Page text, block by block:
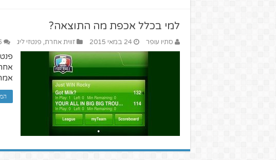
למי בכלל אכפת מה התוצאה?
סתיו עופר 24 במאי 2015 זווית אחרת, פנטזי ליג